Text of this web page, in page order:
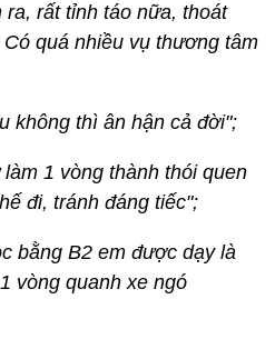
rất tỉnh táo nữa, thoát
quá nhiều vụ thương tâm
không thì ân hận cả đời";
1 vòng thành thói quen
đi, tránh đáng tiếc";
bằng B2 em được dạy là
vòng quanh xe ngó